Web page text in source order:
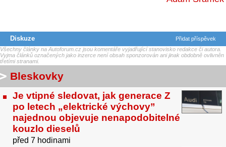
Diskuze
Přidat příspěvek
Všechny články na Autoforum.cz jsou komentáře vyjadřující stanovisko redakce či autora.
Vyjma článků označených jako inzerce není obsah sponzorován ani jinak obdobně ovlivněn
třetími stranami.
Bleskovky
Je vtipné sledovat, jak generace Z
po letech „elektrické výchovy”
najednou objevuje nenapodobitelné
kouzlo dieselů
před 7 hodinami